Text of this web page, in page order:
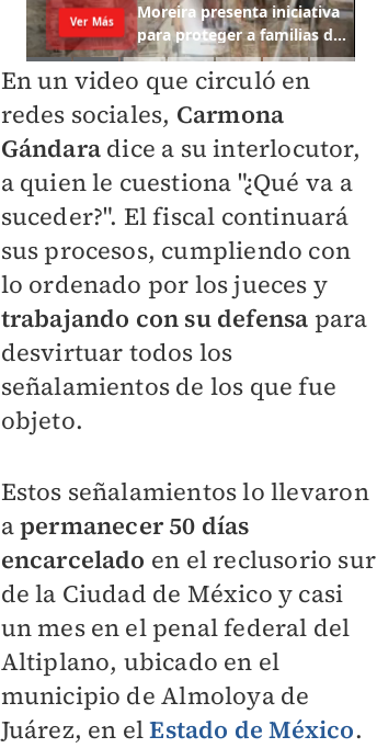
En un video que circuló en
redes sociales, Carmona
Gándaradice a su interlocutor,
a quien le cuestiona "¿Qué va a
suceder?". El fiscal continuará
sus procesos, cumpliendo con
lo ordenado por los jueces y
trabajando con su defensa para
desvirtuar todos los
señalamientos de los que fue
objeto.
Estos señalamientos lo llevaron
apermanecer 50 días
encarcelado en el reclusorio sur
de la Ciudad de México y casi
un mes en el penal federal del
Altiplano, ubicado en el
municipio deAlmoloya de
Juárez, en elEstado de México.